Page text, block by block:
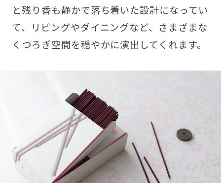
と残り香も静かで落ち着いた設計になってい
て、リビングやダイニングなど、さまざまな
くつろぎ空間を穏やかに演出してくれます。